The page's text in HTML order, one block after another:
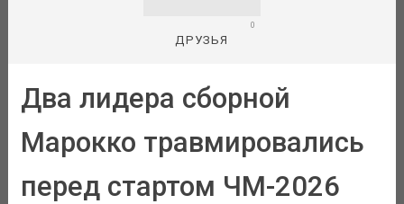
ДРУЗЬЯ
0
Два лидера сборной
Марокко травмировались
перед стартом ЧМ-2026